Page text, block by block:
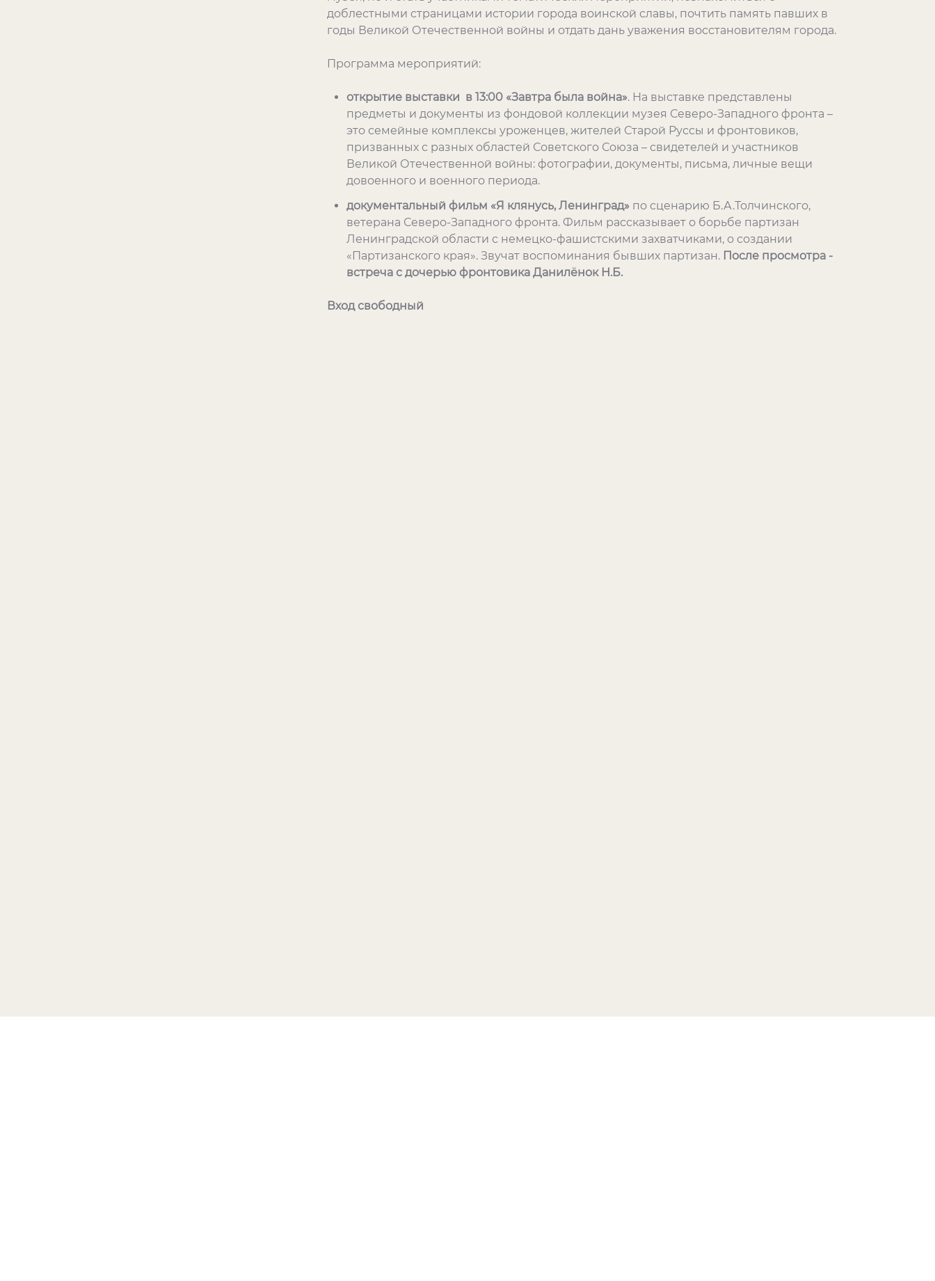
доблестными страницами истории города воинской славы, почтить память павших в
годы Великой Отечественной войны и отдать дань уважения восстановителям города.
Программа мероприятий:
открытие выставки в 13:00 «Завтра была война». На выставке представлены
предметы и документы из фондовой коллекции музея Северо-Западного фронта –
это семейные комплексы уроженцев, жителей Старой Руссы и фронтовиков,
призванных с разных областей Советского Союза – свидетелей и участников
Великой Отечественной войны: фотографии, документы, письма, личные вещи
довоенного и военного периода.
документальный фильм «Я клянусь, Ленинград» по сценарию Б.А.Толчинского,
ветерана Северо-Западного фронта. Фильм рассказывает о борьбе партизан
Ленинградской области с немецко-фашистскими захватчиками, о создании
«Партизанского края». Звучат воспоминания бывших партизан. После просмотра -
встреча с дочерью фронтовика Данилёнок Н.Б.
Вход свободный